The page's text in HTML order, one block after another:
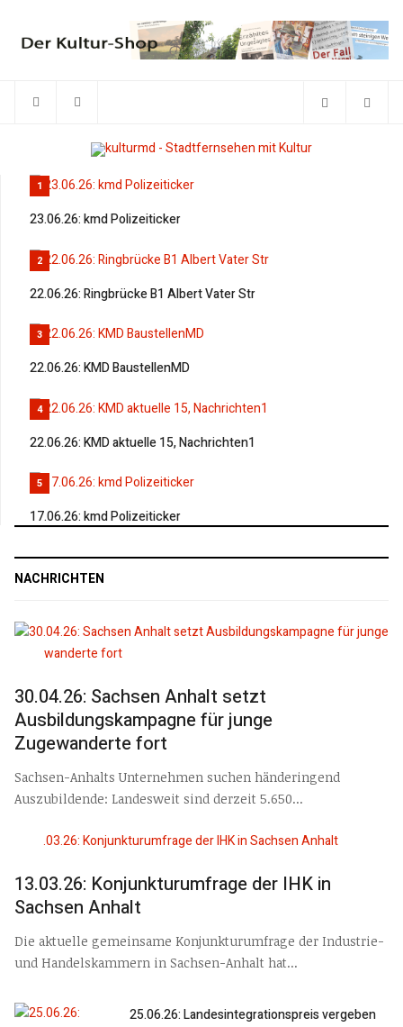
1
23.06.26: kmd Polizeiticker
2
22.06.26: Ringbrücke B1 Albert Vater Str
3
22.06.26: KMD BaustellenMD
4
22.06.26: KMD aktuelle 15, Nachrichten1
5
17.06.26: kmd Polizeiticker
NACHRICHTEN
30.04.26: Sachsen Anhalt setzt
Ausbildungskampagne für junge
Zugewanderte fort
Sachsen-Anhalts Unternehmen suchen händeringend
Auszubildende: Landesweit sind derzeit 5.650...
13.03.26: Konjunkturumfrage der IHK in
Sachsen Anhalt
Die aktuelle gemeinsame Konjunkturumfrage der Industrie-
und Handelskammern in Sachsen-Anhalt hat...
25.06.26: Landesintegrationspreis vergeben